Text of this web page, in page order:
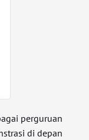
perguruan
di depan